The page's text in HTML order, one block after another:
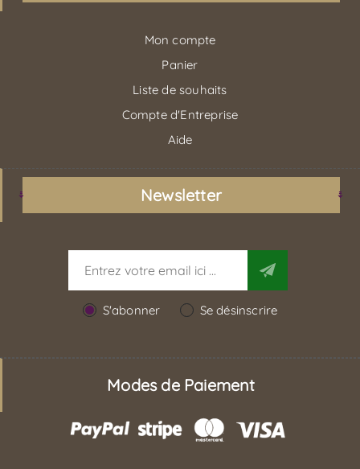
Mon compte
Panier
Liste de souhaits
Compte d'Entreprise
Aide
Newsletter
S'abonner Se désinscrire
Modes de Paiement